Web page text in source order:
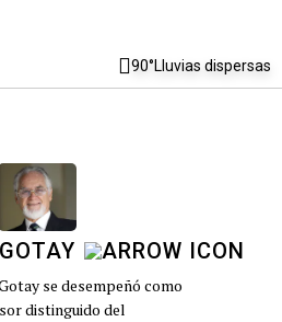
90°Lluvias dispersas
se desempeñó como
distinguido del